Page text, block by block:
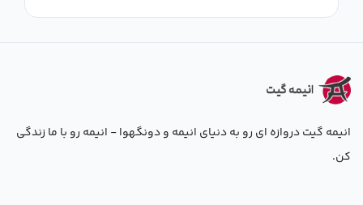
انیمه گیت دروازه ای رو به دنیای انیمه و دونگهوا - انیمه رو با ما زندگی
کن.